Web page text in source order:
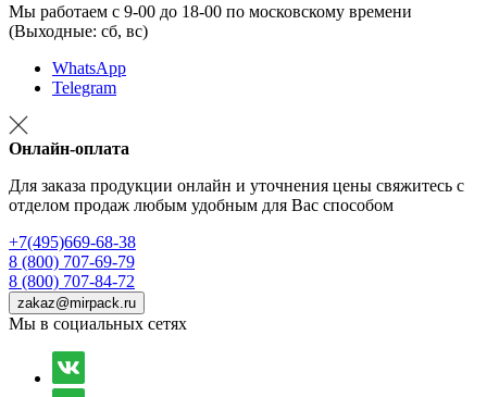
Мы работаем с 9-00 до 18-00 по московскому времени
(Выходные: сб, вс)
WhatsApp
Telegram
Онлайн-оплата
Для заказа продукции онлайн и уточнения цены свяжитесь с
отделом продаж любым удобным для Вас способом
+7(495)669-68-38
8 (800) 707-69-79
8 (800) 707-84-72
zakaz@mirpack.ru
Мы в социальных сетях